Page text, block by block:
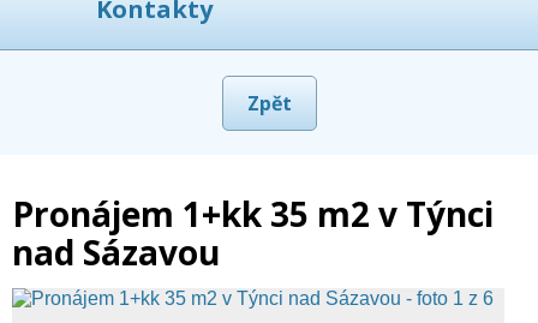
Kontakty
Zpět
Pronájem 1+kk 35 m2 v Týnci
nad Sázavou